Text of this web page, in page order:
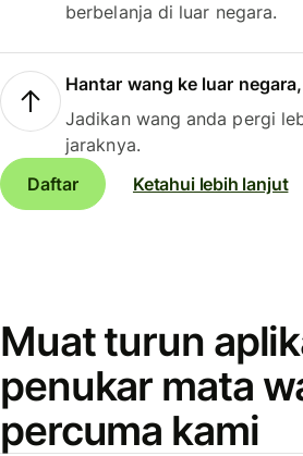
berbelanja di luar negara.
Hantar wang ke luar
Jadikan wang anda pergi
jaraknya.
Daftar
Ketahui lebih lanjut
Muat turun
penukar mata
percuma kami